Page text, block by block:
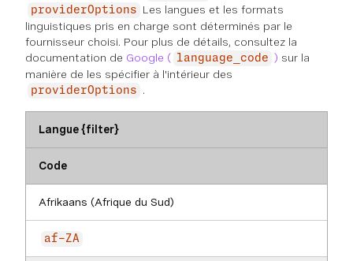
providerOptions
Les langues et les formats
linguistiques pris en charge sont déterminés par le
fournisseur choisi. Pour plus de détails, consultez la
documentation de Google ( language_code ) sur la
manière de les spécifier à l'intérieur des
providerOptions .
Langue {filter}
Code
Afrikaans (Afrique du Sud)
af-ZA